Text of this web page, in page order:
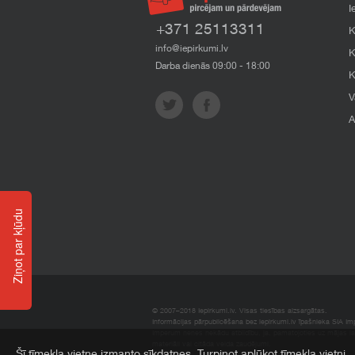
+371 25113311
info@iepirkumi.lv
Darba dienās 09:00 - 18:00
© 2007–2018 Iepirkumi.lv. Visas tiesības aizsargātas.
Informācijas pārpublicēšana bez iepirkumi.lv īpašnieka SIA
Ziņot par kļūdu